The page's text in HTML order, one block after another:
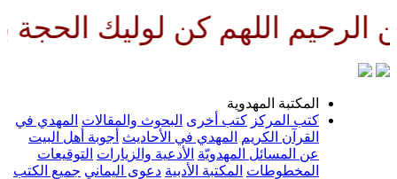
كن لوليك الحجة بن الحسن
المهدوية
كتب أخرى البحوث والمقالات المهدي في
المهدي في الأحاديث أجوبة أهل البيت
المسائل المهدويّة الأدعية والزيارات التوقيعات
المكتبة الأدبية دعوى اليماني جميع الكتب